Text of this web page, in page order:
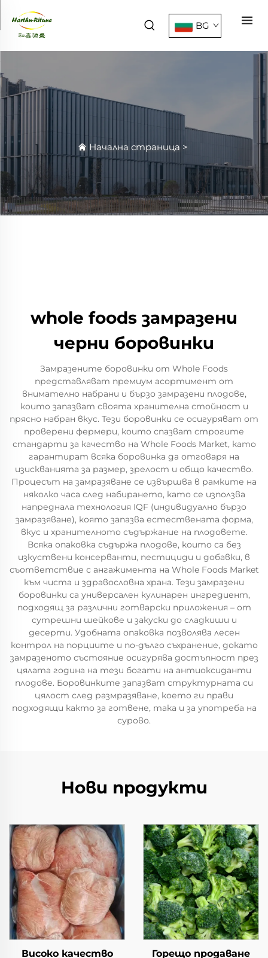
BG
Начална страница >
whole foods замразени
черни боровинки
Замразените боровинки от Whole Foods
представляват премиум асортимент от
внимателно набрани и бързо замразени плодове,
които запазват своята хранителна стойност и
прясно набран вкус. Тези боровинки се осигуряват от
проверени фермери, които спазват строгите
стандарти за качество на Whole Foods Market, като
гарантират всяка боровинка да отговаря на
изискванията за размер, зрелост и общо качество.
Процесът на замразяване се извършва в рамките на
няколко часа след набирането, като се използва
напреднала технология IQF (индивидуално бързо
замразяване), която запазва естествената форма,
вкус и хранителното съдържание на плодовете.
Всяка опаковка съдържа плодове, които са без
изкуствени консерванти, пестициди и добавки, в
съответствие с ангажимента на Whole Foods Market
към чиста и здравословна храна. Тези замразени
боровинки са универсален кулинарен ингредиент,
подходящ за различни готварски приложения – от
сутрешни шейкове и закуски до сладкиши и
десерти. Удобната опаковка позволява лесен
контрол на порциите и по-дълго съхранение, докато
замразеното състояние осигурява достъпност през
цялата година на тези богати на антиоксиданти
плодове. Боровинките запазват структурната си
цялост след размразяване, което ги прави
подходящи както за готвене, така и за употреба на
сурово.
Нови продукти
Високо качество
Горещо продаване